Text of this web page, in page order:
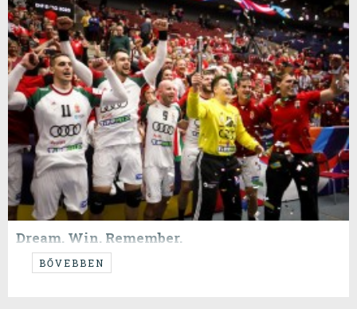
Dream. Win. Remember.
...Izland ellen fehér mez...
BŐVEBBEN